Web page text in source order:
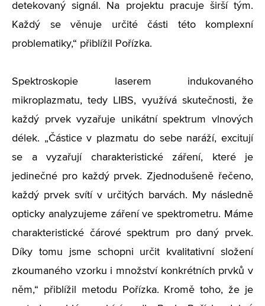
detekovaný signál. Na projektu pracuje širší tým.
Každý se věnuje určité části této komplexní
problematiky,“ přiblížil Pořízka.
Spektroskopie laserem indukovaného
mikroplazmatu, tedy LIBS, využívá skutečnosti, že
každý prvek vyzařuje unikátní spektrum vlnových
délek. „Částice v plazmatu do sebe naráží, excitují
se a vyzařují charakteristické záření, které je
jedinečné pro každý prvek. Zjednodušeně řečeno,
každý prvek svítí v určitých barvách. My následně
opticky analyzujeme záření ve spektrometru. Máme
charakteristické čárové spektrum pro daný prvek.
Díky tomu jsme schopni určit kvalitativní složení
zkoumaného vzorku i množství konkrétních prvků v
něm,“ přiblížil metodu Pořízka. Kromě toho, že je